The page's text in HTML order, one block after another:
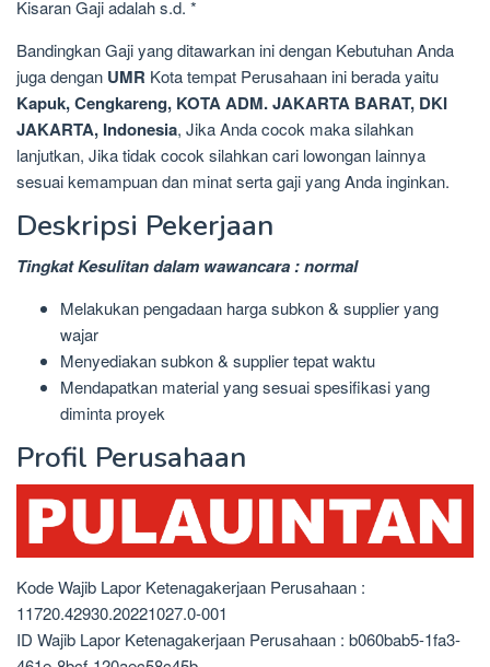
Kisaran Gaji adalah s.d. *
Bandingkan Gaji yang ditawarkan ini dengan Kebutuhan Anda
juga dengan UMR Kota tempat Perusahaan ini berada yaitu
Kapuk, Cengkareng, KOTA ADM. JAKARTA BARAT, DKI
JAKARTA, Indonesia, Jika Anda cocok maka silahkan
lanjutkan, Jika tidak cocok silahkan cari lowongan lainnya
sesuai kemampuan dan minat serta gaji yang Anda inginkan.
Deskripsi Pekerjaan
Tingkat Kesulitan dalam wawancara : normal
Melakukan pengadaan harga subkon & supplier yang
wajar
Menyediakan subkon & supplier tepat waktu
Mendapatkan material yang sesuai spesifikasi yang
diminta proyek
Profil Perusahaan
Kode Wajib Lapor Ketenagakerjaan Perusahaan :
11720.42930.20221027.0-001
ID Wajib Lapor Ketenagakerjaan Perusahaan : b060bab5-1fa3-